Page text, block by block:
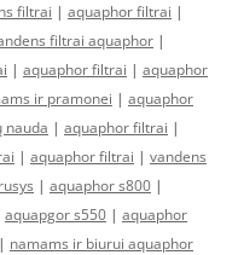
filtrai | aquaphor filtrai |
filtrai aquaphor |
| aquaphor filtrai | aquaphor
ir pramonei | aquaphor
nauda | aquaphor filtrai |
| aquaphor filtrai | vandens
| aquaphor s800 |
aquapgor s550 | aquaphor
| namams ir biurui aquaphor